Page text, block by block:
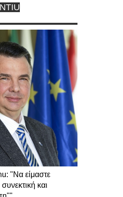
"Να είμαστε
και